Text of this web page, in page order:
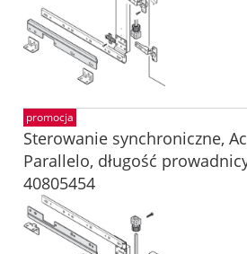
Sterowanie synchroniczne,
Parallelo, długość
40805454
promocja